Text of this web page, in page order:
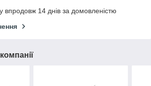
впродовж 14 днів за домовленістю